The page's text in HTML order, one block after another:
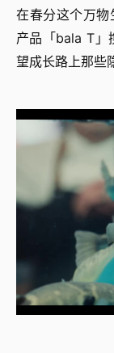
在春分这个万
产品「bala T」
望成长路上那些